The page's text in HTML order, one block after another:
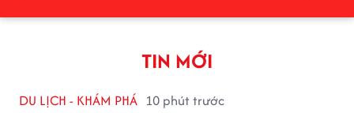
TIN MỚI
DU LỊCH - KHÁM PHÁ 10 phút trước